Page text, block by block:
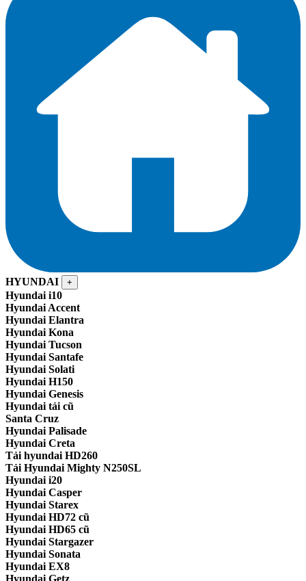
HYUNDAI +
Hyundai i10
Hyundai Accent
Hyundai Elantra
Hyundai Kona
Hyundai Tucson
Hyundai Santafe
Hyundai Solati
Hyundai H150
Hyundai Genesis
Hyundai tải cũ
Santa Cruz
Hyundai Palisade
Hyundai Creta
Tải hyundai HD260
Tải Hyundai Mighty N250SL
Hyundai i20
Hyundai Casper
Hyundai Starex
Hyundai HD72 cũ
Hyundai HD65 cũ
Hyundai Stargazer
Hyundai Sonata
Hyundai EX8
Hyundai Getz